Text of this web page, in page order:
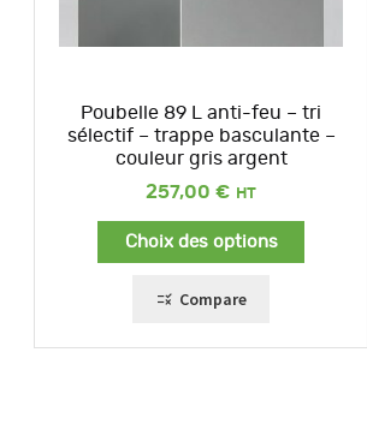
Poubelle 89 L anti-feu – tri
sélectif – trappe basculante –
couleur gris argent
257,00 €
Choix des options
Compare